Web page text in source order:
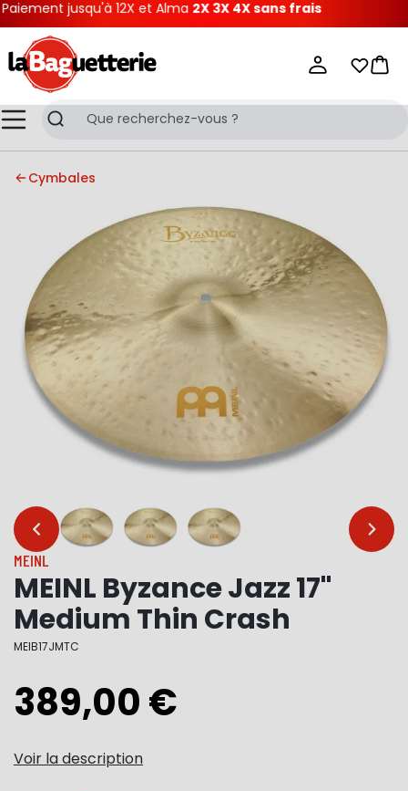
jusqu'à 12X et Alma2X 3X 4X sans frais
MenuRecherche
Mes
Cymbales
… …
MEINL
MEINL Byzance Jazz 17"
Medium Thin Crash
MEIB17JMTC
389,00 €
Voir la description